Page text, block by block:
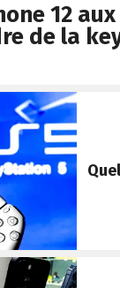
12
de la